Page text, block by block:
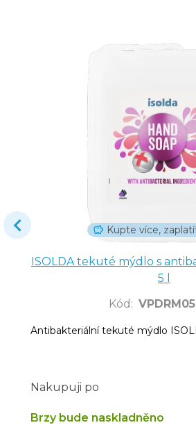
Kupte více,
ISOLDA tekuté mýdlo s
5 l
Kód :
Antibakteriální tekuté mýdlo
Nakupuji po
Brzy bude naskladněno